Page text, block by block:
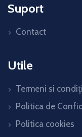
Suport
Contact
Utile
Termeni si
Politica de
Politica cookies